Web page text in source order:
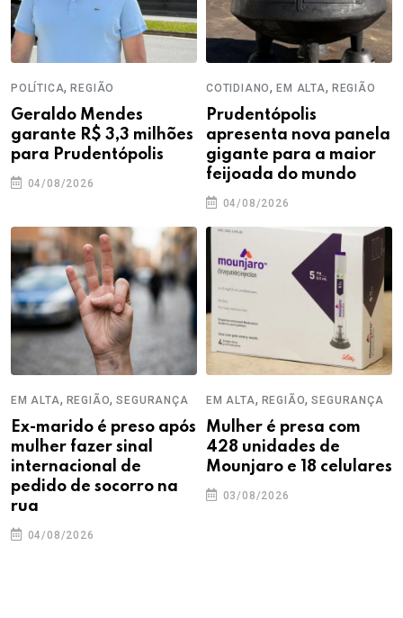
POLÍTICA,REGIÃO
Geraldo Mendes
garante R$ 3,3 milhões
para Prudentópolis
04/08/2026
COTIDIANO,EM ALTA, REGIÃO
Prudentópolis
apresenta nova panela
gigante para a maior
feijoada do mundo
04/08/2026
EM ALTA, REGIÃO,SEGURANÇA
Ex-marido é preso após
mulher fazer sinal
internacional de
pedido de socorro na
rua
04/08/2026
EM ALTA, REGIÃO,SEGURANÇA
Mulher é presa com
428 unidades de
Mounjaro e 18 celulares
03/08/2026